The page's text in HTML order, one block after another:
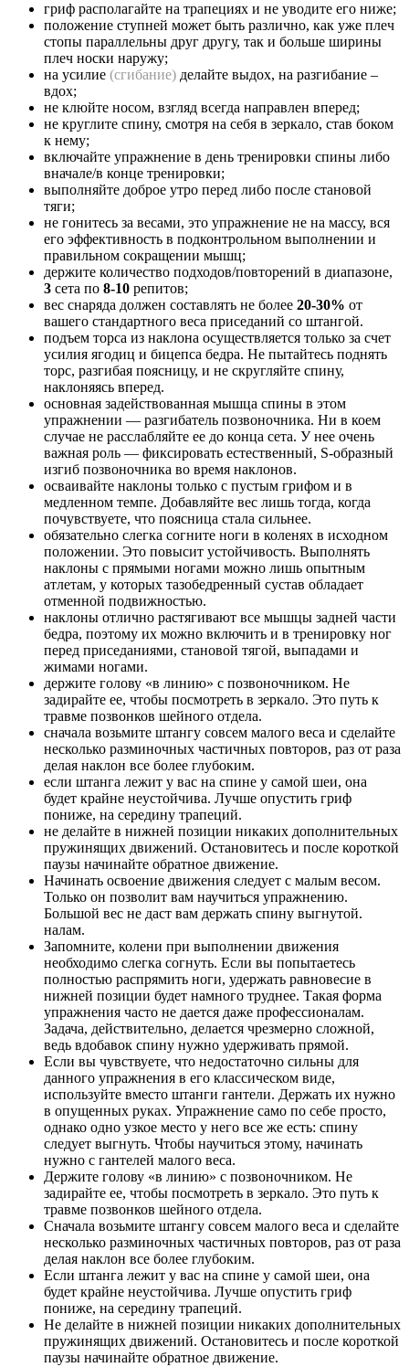
гриф располагайте на трапециях и не уводите его ниже;
положение ступней может быть различно, как уже плеч
стопы параллельны друг другу, так и больше ширины
плеч носки наружу;
на усилие (сгибание) делайте выдох, на разгибание –
вдох;
не клюйте носом, взгляд всегда направлен вперед;
не круглите спину, смотря на себя в зеркало, став боком
к нему;
включайте упражнение в день тренировки спины либо
вначале/в конце тренировки;
выполняйте доброе утро перед либо после становой
тяги;
не гонитесь за весами, это упражнение не на массу, вся
его эффективность в подконтрольном выполнении и
правильном сокращении мышц;
держите количество подходов/повторений в диапазоне,
3 сета по 8-10 репитов;
вес снаряда должен составлять не более 20-30% от
вашего стандартного веса приседаний со штангой.
подъем торса из наклона осуществляется только за счет
усилия ягодиц и бицепса бедра. Не пытайтесь поднять
торс, разгибая поясницу, и не скругляйте спину,
наклоняясь вперед.
основная задействованная мышца спины в этом
упражнении — разгибатель позвоночника. Ни в коем
случае не расслабляйте ее до конца сета. У нее очень
важная роль — фиксировать естественный, S-образный
изгиб позвоночника во время наклонов.
осваивайте наклоны только с пустым грифом и в
медленном темпе. Добавляйте вес лишь тогда, когда
почувствуете, что поясница стала сильнее.
обязательно слегка согните ноги в коленях в исходном
положении. Это повысит устойчивость. Выполнять
наклоны с прямыми ногами можно лишь опытным
атлетам, у которых тазобедренный сустав обладает
отменной подвижностью.
наклоны отлично растягивают все мышцы задней части
бедра, поэтому их можно включить и в тренировку ног
перед приседаниями, становой тягой, выпадами и
жимами ногами.
держите голову «в линию» с позвоночником. Не
задирайте ее, чтобы посмотреть в зеркало. Это путь к
травме позвонков шейного отдела.
сначала возьмите штангу совсем малого веса и сделайте
несколько разминочных частичных повторов, раз от раза
делая наклон все более глубоким.
если штанга лежит у вас на спине у самой шеи, она
будет крайне неустойчива. Лучше опустить гриф
пониже, на середину трапеций.
не делайте в нижней позиции никаких дополнительных
пружинящих движений. Остановитесь и после короткой
паузы начинайте обратное движение.
Начинать освоение движения следует с малым весом.
Только он позволит вам научиться упражнению.
Большой вес не даст вам держать спину выгнутой.
налам.
Запомните, колени при выполнении движения
необходимо слегка согнуть. Если вы попытаетесь
полностью распрямить ноги, удержать равновесие в
нижней позиции будет намного труднее. Такая форма
упражнения часто не дается даже профессионалам.
Задача, действительно, делается чрезмерно сложной,
ведь вдобавок спину нужно удерживать прямой.
Если вы чувствуете, что недостаточно сильны для
данного упражнения в его классическом виде,
используйте вместо штанги гантели. Держать их нужно
в опущенных руках. Упражнение само по себе просто,
однако одно узкое место у него все же есть: спину
следует выгнуть. Чтобы научиться этому, начинать
нужно с гантелей малого веса.
Держите голову «в линию» с позвоночником. Не
задирайте ее, чтобы посмотреть в зеркало. Это путь к
травме позвонков шейного отдела.
Сначала возьмите штангу совсем малого веса и сделайте
несколько разминочных частичных повторов, раз от раза
делая наклон все более глубоким.
Если штанга лежит у вас на спине у самой шеи, она
будет крайне неустойчива. Лучше опустить гриф
пониже, на середину трапеций.
Не делайте в нижней позиции никаких дополнительных
пружинящих движений. Остановитесь и после короткой
паузы начинайте обратное движение.